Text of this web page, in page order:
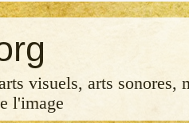
visuels, arts sonores,
l'image